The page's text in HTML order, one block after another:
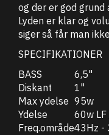
og der er god
Lyden er klar og
siger så får man
SPECIFIKATIONER
BASS
6,5"
Diskant
1"
Max ydelse 95w
Ydelse
60w
Freq.område43Hz -